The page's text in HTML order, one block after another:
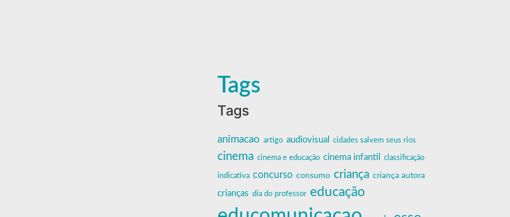
Tags
Tags
animacao artigo audiovisual cidades salvem seus rios
cinema cinema e educação cinema infantil classificação
indicativa concurso consumo criança criança autora
crianças dia do professor educação